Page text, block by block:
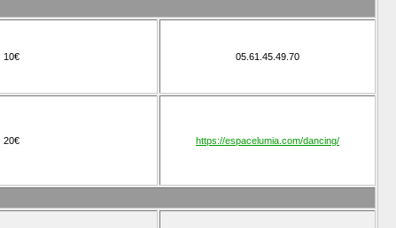
10€ 05.61.45.49.70
20€ https://espacelumia.com/dancing/